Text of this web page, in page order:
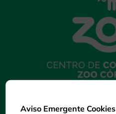
Aviso Emergente Cookies